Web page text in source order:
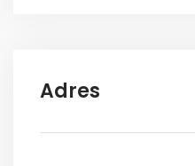
Adres